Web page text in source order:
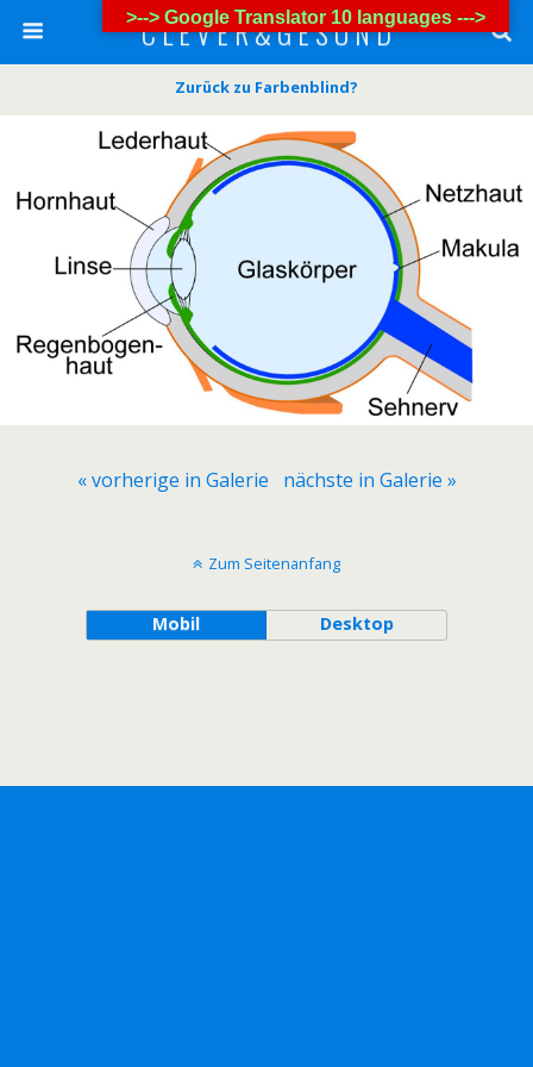
C L E V E R & G E S U N D
Zurück zu Farbenblind?
« vorherige in Galerie nächste in Galerie »
Zum Seitenanfang
Mobil Desktop
>--> Google Translator 10 languages --->